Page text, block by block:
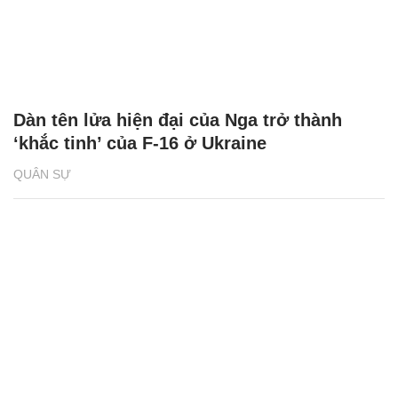
QUÂN SỰ
Dàn tên lửa hiện đại của Nga trở thành
‘khắc tinh’ của F-16 ở Ukraine